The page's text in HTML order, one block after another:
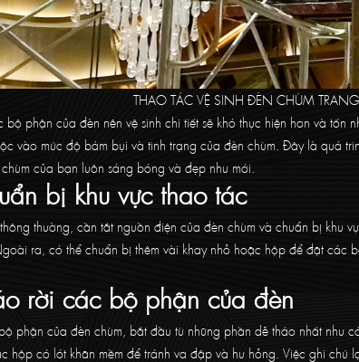
THAO TÁC VỆ SINH ĐÈN CHÙM TRANG
phận của đèn nên vệ sinh chi tiết sẽ khó thực hiện hơn và tốn
vào mức độ bám bụi và tình trạng của đèn chùm. Đây là quá
của bạn luôn sáng bóng và đẹp như mới.
bị khu vực thao tác
thường, cần tắt nguồn điện của đèn chùm và chuẩn bị khu
ra, có thể chuẩn bị thêm vài khay nhỏ hoặc hộp để đặt các
rời các bộ phận của đèn
phận của đèn chùm, bắt đầu từ những phần dễ tháo nhất
hộp có lót khăn mềm để tránh va đập và hư hỏng. Việc ghi